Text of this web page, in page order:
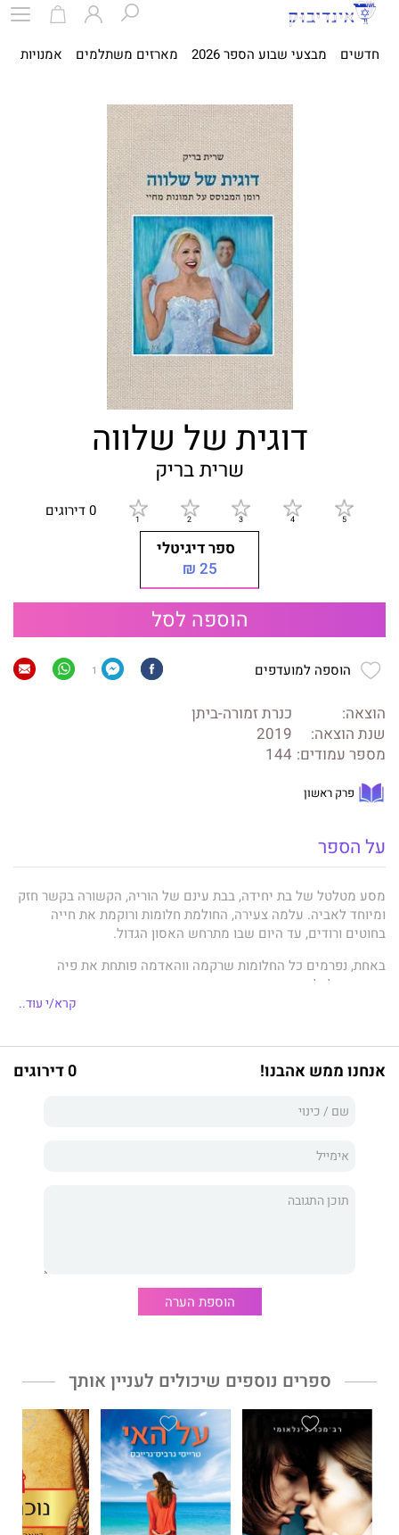
חדשים מבצעי שבוע הספר 2026 מארזים משתלמים אמנויות
דוגית של שלווה
שרית בריק
0 דירוגים
ספר דיגיטלי
25 ₪
הוספה לסל
הוספה למועדפים 1
הוצאה:
כנרת זמורה-ביתן
שנת הוצאה:
2019
מספר עמודים: 144
פרק ראשון
על הספר
מסע מטלטל של בת יחידה, בבת עינם של הוריה, הקשורה בקשר חזק
ומיוחד לאביה. עלמה צעירה, החולמת חלומות ורוקמת את חייה
בחוטים ורודים, עד היום שבו מתרחש האסון הגדול.
באחת, נפרמים כל החלומות שרקמה ווהאדמה פותחת את פיה
ומאיימת לבלוע אותה. היא נאחזת במחויבותה ובאהבתה האינסופית
לילדיה כדי להמשיך במסע החיים. אט אט מתוך התהום הגדולה
מִתּוֹךְ מַסַּע חַיַּי.
אָקוּם לִתְחִיָּה
כָּל פַּעַם מֵחָדָשׁ.
קרא/י עוד..
אנחנו ממש אהבנו! 0 דירוגים
הוספת הערה
ספרים נוספים שיכולים לעניין אותך